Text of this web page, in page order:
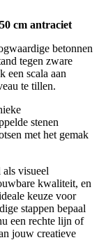
cm antraciet
betonnen
tegen zware
een scala aan
te tillen.
stenen
met het gemak
visueel
kwaliteit, en
keuze voor
stappen bepaal
een rechte lijn of
jouw creatieve